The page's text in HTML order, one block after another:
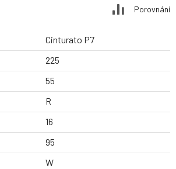
Porovnání
Cinturato P7
225
55
R
16
95
W